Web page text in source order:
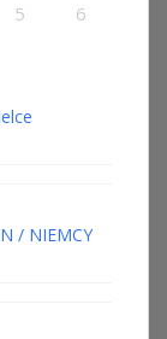
5 6
/ NIEMCY